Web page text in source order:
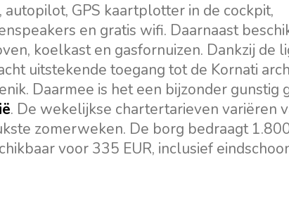
GPS kaartplotter in de cockpit,
en gratis wifi. Daarnaast
koelkast en gasfornuizen. Dankzij de
uitstekende toegang tot de Kornati
Daarmee is het een bijzonder gunstig
. De wekelijkse chartertarieven variëren
zomerweken. De borg bedraagt
voor 335 EUR, inclusief